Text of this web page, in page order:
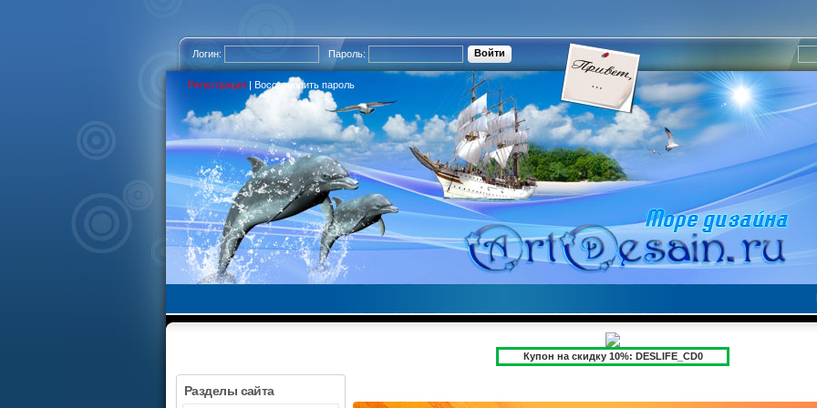
Логин: Пароль:
Регистрация | Восстановить пароль
Купон на скидку 10%: DESLIFE_CD0
Разделы сайта